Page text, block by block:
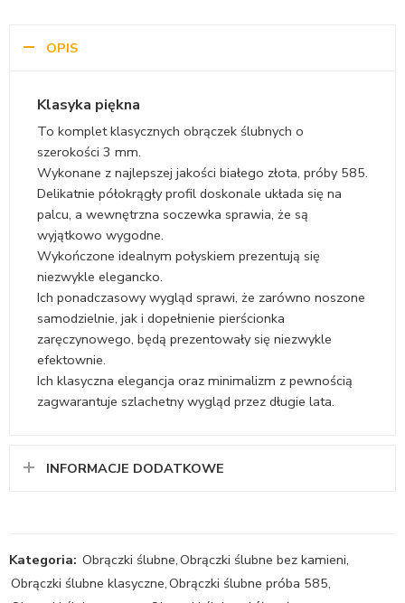
OPIS
Klasyka piękna
To komplet klasycznych obrączek ślubnych o
szerokości 3 mm.
Wykonane z najlepszej jakości białego złota, próby 585.
Delikatnie półokrągły profil doskonale układa się na
palcu, a wewnętrzna soczewka sprawia, że są
wyjątkowo wygodne.
Wykończone idealnym połyskiem prezentują się
niezwykle elegancko.
Ich ponadczasowy wygląd sprawi, że zarówno noszone
samodzielnie, jak i dopełnienie pierścionka
zaręczynowego, będą prezentowały się niezwykle
efektownie.
Ich klasyczna elegancja oraz minimalizm z pewnością
zagwarantuje szlachetny wygląd przez długie lata.
INFORMACJE DODATKOWE
Kategoria: Obrączki ślubne,Obrączki ślubne bez kamieni,
Obrączki ślubne klasyczne,Obrączki ślubne próba 585,